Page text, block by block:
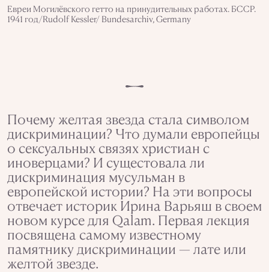
Евреи Могилёвского гетто на принудительных работах. БССР.
1941 год/Rudolf Kessler/ Bundesarchiv, Germany
Почему желтая звезда стала символом
дискриминации? Что думали европейцы
о сексуальных связях христиан с
иноверцами? И сущестовала ли
дискриминация мусульман в
европейской истории? На эти вопросы
отвечает историк Ирина Варьяш в своем
новом курсе для Qalam. Первая лекция
посвящена самому известному
памятнику дискриминации — лате или
желтой звезде.